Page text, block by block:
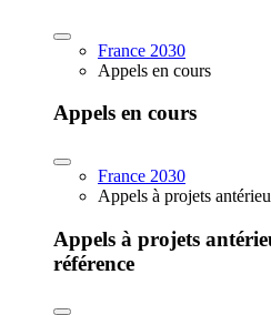
France 2030
Appels en cours
Appels en cours
France 2030
Appels à projets
Appels à projets
référence